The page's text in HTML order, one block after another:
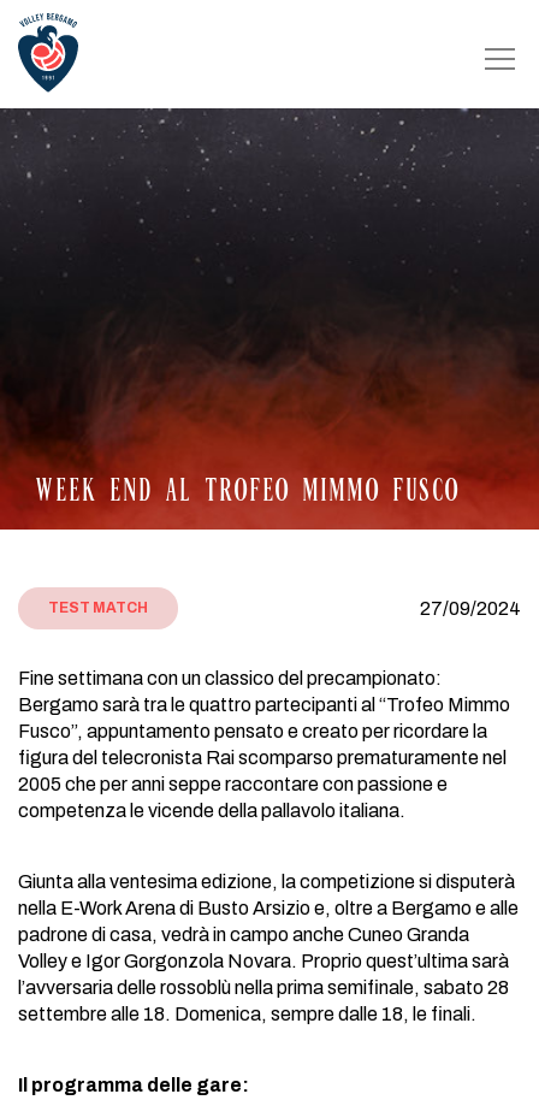
WEEK END AL TROFEO MIMMO FUSCO
TEST MATCH 27/09/2024
Fine settimana con un classico del precampionato:
Bergamo sarà tra le quattro partecipanti al “Trofeo Mimmo
Fusco”, appuntamento pensato e creato per ricordare la
figura del telecronista Rai scomparso prematuramente nel
2005 che per anni seppe raccontare con passione e
competenza le vicende della pallavolo italiana.
Giunta alla ventesima edizione, la competizione si disputerà
nella E-Work Arena di Busto Arsizio e, oltre a Bergamo e alle
padrone di casa, vedrà in campo anche Cuneo Granda
Volley e Igor Gorgonzola Novara. Proprio quest’ultima sarà
l’avversaria delle rossoblù nella prima semifinale, sabato 28
settembre alle 18. Domenica, sempre dalle 18, le finali.
Il programma delle gare: